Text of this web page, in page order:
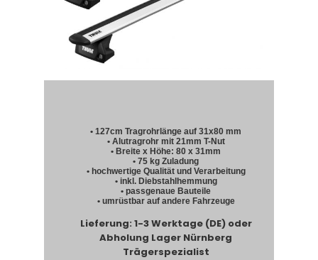
• 127cm Tragrohrlänge auf 31x80 mm
• Alutragrohr mit 21mm T-Nut
• Breite x Höhe: 80 x 31mm
• 75 kg Zuladung
• hochwertige Qualität und Verarbeitung
• inkl. Diebstahlhemmung
• passgenaue Bauteile
• umrüstbar auf andere Fahrzeuge
Lieferung: 1-3 Werktage (DE) oder
Abholung Lager Nürnberg
Trägerspezialist